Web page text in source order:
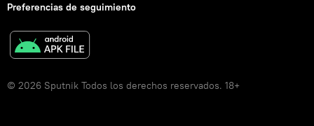
Preferencias de seguimiento
© 2026 Sputnik Todos los derechos reservados. 18+